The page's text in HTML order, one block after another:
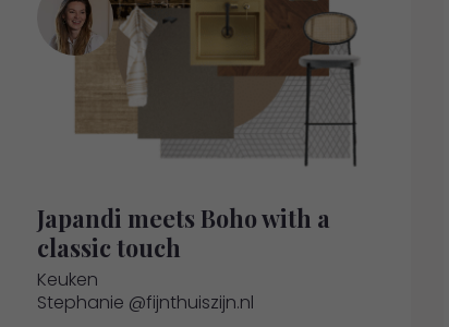
Japandi meets Boho with a
classic touch
Keuken
Stephanie @fijnthuiszijn.nl